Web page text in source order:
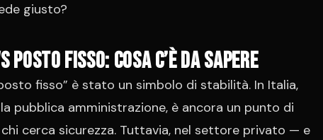
giusto?
posto fisso: cosa c’è da sapere
fisso” è stato un simbolo di stabilità. In Italia,
pubblica amministrazione, è ancora un punto di
cerca sicurezza. Tuttavia, nel settore privato — e